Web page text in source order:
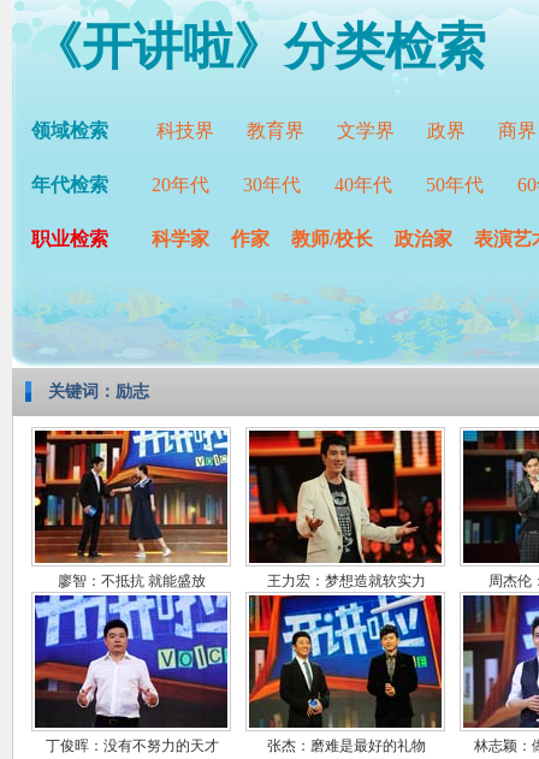
《开讲啦》分类检索
领域检索 科技界 教育界 文学界 政界 商界
年代检索 20年代 30年代 40年代 50年代
职业检索 科学家 作家 教师/校长 政治家 表演艺
关键词：励志
廖智：不抵抗 就能盛放 王力宏：梦想造就软实力 周杰伦
丁俊晖：没有不努力的天才 张杰：磨难是最好的礼物 林志颖：